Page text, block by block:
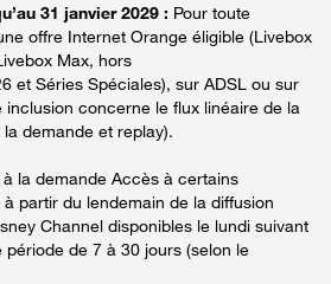
31 janvier 2029 : Pour toute
offre Internet Orange éligible (Livebox
Max, hors
et Séries Spéciales), sur ADSL ou sur
inclusion concerne le flux linéaire de la
demande et replay).
à la demande Accès à certains
partir du lendemain de la diffusion
Channel disponibles le lundi suivant
période de 7 à 30 jours (selon le